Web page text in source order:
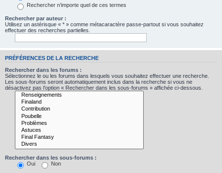
Rechercher n’importe quel de ces termes
Rechercher par auteur :
Utilisez un astérisque « * » comme métacaractère passe-partout si vous souhaitez
effectuer des recherches partielles.
PRÉFÉRENCES DE LA RECHERCHE
Rechercher dans les forums :
Sélectionnez le ou les forums dans lesquels vous souhaitez effectuer une recherche.
Les sous-forums seront automatiquement inclus dans la recherche si vous ne
désactivez pas l’option « Rechercher dans les sous-forums » affichée ci-dessous.
Rechercher dans les sous-forums :
Oui
Non